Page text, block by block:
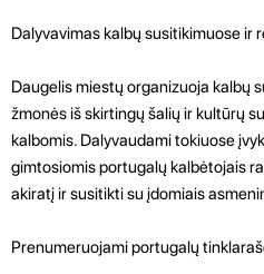
Dalyvavimas kalbų susitikimuose ir
Daugelis miestų organizuoja kalbų
žmonės iš skirtingų šalių ir kultūrų
kalbomis. Dalyvaudami tokiuose
gimtosiomis portugalų kalbėtojais
akiratį ir susitikti su įdomiais
Prenumeruojami portugalų